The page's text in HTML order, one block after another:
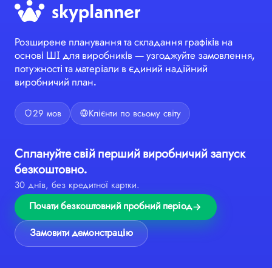
Розширене планування та складання графіків на
основі ШІ для виробників — узгоджуйте замовлення,
потужності та матеріали в єдиний надійний
виробничий план.
29 мов Клієнти по всьому світу
Сплануйте свій перший виробничий запуск
безкоштовно.
30 днів, без кредитної картки.
Почати безкоштовний пробний період
Замовити демонстрацію